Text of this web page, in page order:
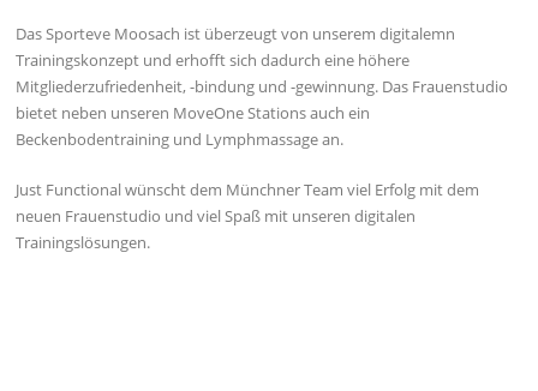
Das Sporteve Moosach ist überzeugt von unserem digitalemn
Trainingskonzept und erhofft sich dadurch eine höhere
Mitgliederzufriedenheit, -bindung und -gewinnung. Das Frauenstudio
bietet neben unseren MoveOne Stations auch ein
Beckenbodentraining und Lymphmassage an.
Just Functional wünscht dem Münchner Team viel Erfolg mit dem
neuen Frauenstudio und viel Spaß mit unseren digitalen
Trainingslösungen.